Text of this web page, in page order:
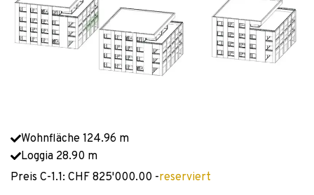
Wohnfläche 124.96 m
Loggia 28.90 m
Preis C-1.1: CHF 825'000.00 -reserviert